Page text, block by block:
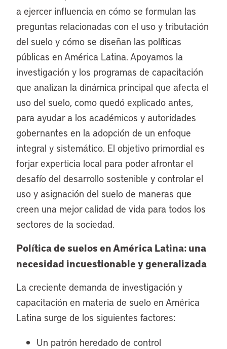
a ejercer influencia en cómo se formulan las
preguntas relacionadas con el uso y tributación
del suelo y cómo se diseñan las políticas
públicas en América Latina. Apoyamos la
investigación y los programas de capacitación
que analizan la dinámica principal que afecta el
uso del suelo, como quedó explicado antes,
para ayudar a los académicos y autoridades
gobernantes en la adopción de un enfoque
integral y sistemático. El objetivo primordial es
forjar experticia local para poder afrontar el
desafío del desarrollo sostenible y controlar el
uso y asignación del suelo de maneras que
creen una mejor calidad de vida para todos los
sectores de la sociedad.
Política de suelos en América Latina: una
necesidad incuestionable y generalizada
La creciente demanda de investigación y
capacitación en materia de suelo en América
Latina surge de los siguientes factores:
Un patrón heredado de control